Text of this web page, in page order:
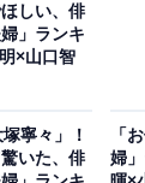
しい、俳
」ランキ
×山口智
寧々」！
いた、俳
「
婦